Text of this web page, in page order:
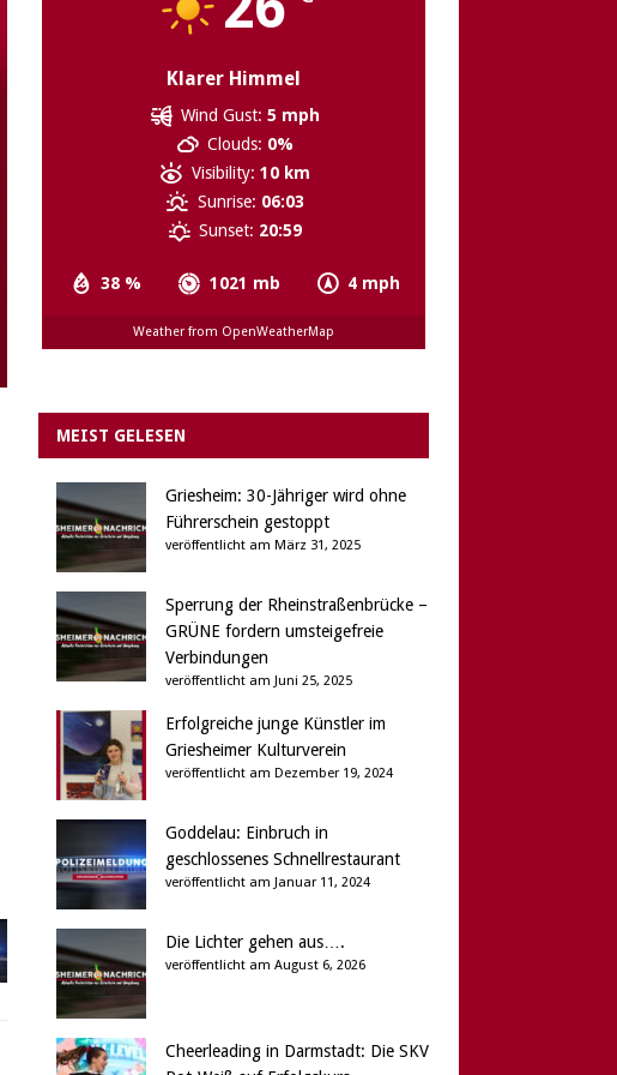
Klarer Himmel
38 % 1021 mb 4 mph
Wind Gust: 5 mph
Clouds: 0%
Visibility: 10 km
Sunrise: 06:03
Sunset: 20:59
Weather from OpenWeatherMap
MEIST GELESEN
Griesheim: 30-Jähriger wird ohne
Führerschein gestoppt
veröffentlicht am März 31, 2025
Sperrung der Rheinstraßenbrücke –
GRÜNE fordern umsteigefreie
Verbindungen
veröffentlicht am Juni 25, 2025
Erfolgreiche junge Künstler im
Griesheimer Kulturverein
veröffentlicht am Dezember 19, 2024
Goddelau: Einbruch in
geschlossenes Schnellrestaurant
veröffentlicht am Januar 11, 2024
Die Lichter gehen aus….
veröffentlicht am August 6, 2026
Cheerleading in Darmstadt: Die SKV